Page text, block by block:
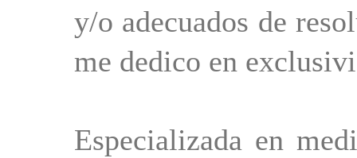
y/o adecuados de
me dedico en
Especializada en